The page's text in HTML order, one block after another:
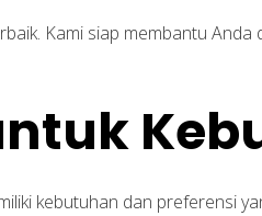
Kami siap membantu Anda
kebutuhan dan preferensi